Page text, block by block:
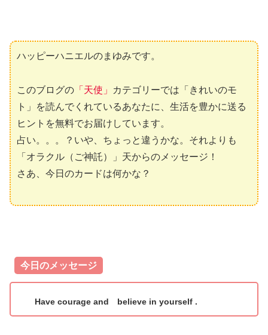
ハッピーハニエルのまゆみです。
このブログの 「天使」
カテゴリーでは「きれいのモ
ト」を読んでくれているあなたに、生活を豊かに送る
ヒントを無料でお届けしています。
占い。。。？いや、ちょっと違うかな。それよりも
「オラクル（ご神託）」天からのメッセージ！
さあ、今日のカードは何かな？
今日のメッセージ
Have courage and believe in yourself .